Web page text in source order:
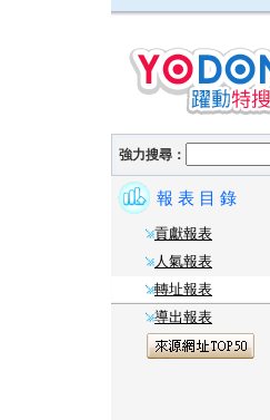
強力搜尋：
報 表 目 錄
貢獻報表
人氣報表
轉址報表
導出報表